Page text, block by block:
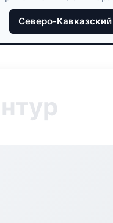
Северо-